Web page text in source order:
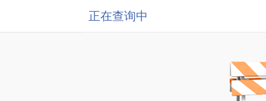
正在查询中